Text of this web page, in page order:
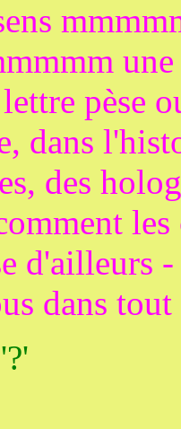
une
pèse
dans
des
d'ailleurs
dans tout